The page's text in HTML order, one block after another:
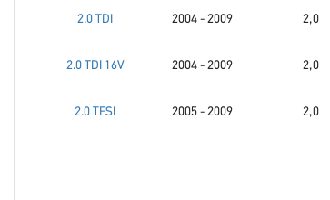
2.0 TDI 2004 - 2009 2,0
2.0 TDI 16V 2004 - 2009 2,0
2.0 TFSI 2005 - 2009 2,0